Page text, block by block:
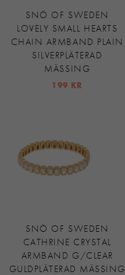
SNÖ OF SWEDEN
LOVELY SMALL HEARTS
CHAIN ARMBAND PLAIN
SILVERPLÄTERAD
MÄSSING
199 KR
SNÖ OF SWEDEN
CATHRINE CRYSTAL
ARMBAND G/CLEAR
GULDPLÄTERAD MÄSSING